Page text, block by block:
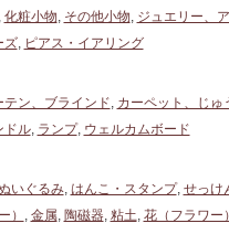
, 化粧小物, その他小物, ジュエリー、
ズ, ピアス・イアリング
テン、ブラインド, カーペット、じゅ
ドル, ランプ, ウェルカムボード
いぐるみ, はんこ・スタンプ, せっけ
） , 金属, 陶磁器, 粘土, 花（フラワー